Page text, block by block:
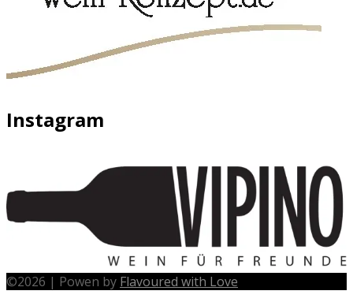
Instagram
©2026 | Powen by Flavoured with Love